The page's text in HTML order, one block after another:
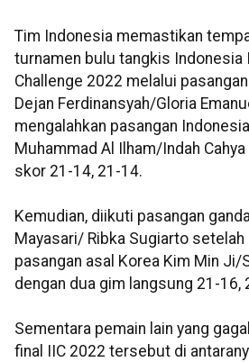
Tim Indonesia memastikan
turnamen bulu tangkis Indonesia
Challenge 2022 melalui
Dejan Ferdinansyah/Gloria
mengalahkan pasangan
Muhammad Al Ilham/Indah
skor 21-14, 21-14.
Kemudian, diikuti pasangan
Mayasari/ Ribka Sugiarto setelah
pasangan asal Korea Kim Min Ji/
dengan dua gim langsung 21-16,
Sementara pemain lain yang
final IIC 2022 tersebut di